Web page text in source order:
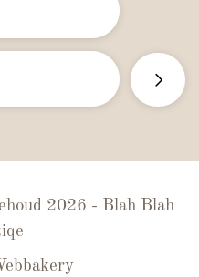
2026 - Blah Blah